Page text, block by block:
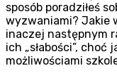
sposób poradziłeś
wyzwaniami? Jakie
inaczej następnym
ich „słabości”,
możliwościami